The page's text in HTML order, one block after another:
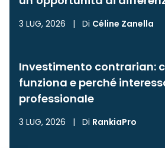
3 LUG, 2026 | Di Céline Zanella
Investimento contrarian:
funziona e perché
professionale
3 LUG, 2026 | Di RankiaPro